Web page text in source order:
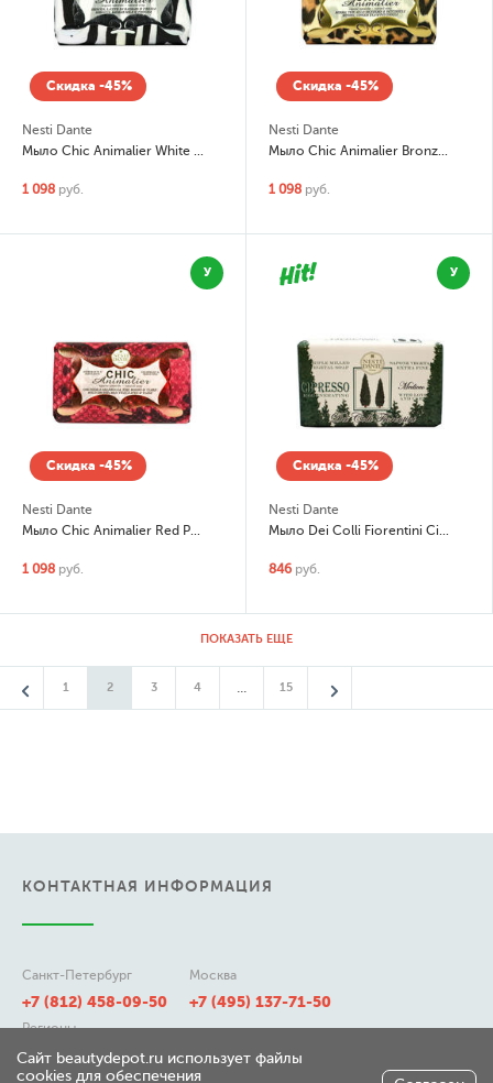
Скидка -45%
Nesti Dante
Мыло Chic Animalier White Tiger Hibiscus, Baobab Milk & Freesia (Гибискус, молоко баобаба и фрезия)
1 098 руб.
Скидка -45%
Nesti Dante
Мыло Chic Animalier Bronze Leopard Mirra, The Allo Zenzero & Patchouli (Миро, имбирный чай и пачули)
1 098 руб.
У
Скидка -45%
Nesti Dante
Мыло Chic Animalier Red Python Wild Orchid, Red Tea&Tiare(Дикая орхидея, листья красного чая, тиаре)
1 098 руб.
У
Скидка -45%
Nesti Dante
Мыло Dei Colli Fiorentini Cipresso (Кипарис)
846 руб.
ПОКАЗАТЬ ЕЩЕ
1 2 3 4 ... 15
КОНТАКТНАЯ ИНФОРМАЦИЯ
Санкт-Петербург
+7 (812) 458-09-50
Москва
+7 (495) 137-71-50
Регионы
8 (800) 511-21-50
Сайт beautydepot.ru использует файлы
cookies для обеспечения